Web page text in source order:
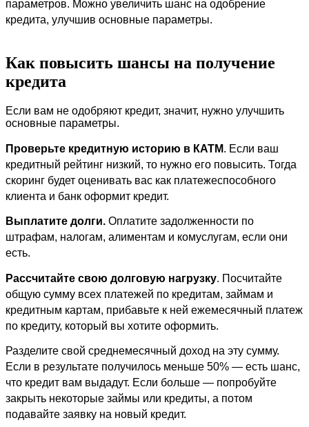
параметров. Можно увеличить шанс на одобрение
кредита, улучшив основные параметры.
Как повысить шансы на получение
кредита
Если вам не одобряют кредит, значит, нужно улучшить
основные параметры.
Проверьте кредитную историю в КАТМ. Если ваш
кредитный рейтинг низкий, то нужно его повысить. Тогда
скоринг будет оценивать вас как платежеспособного
клиента и банк оформит кредит.
Выплатите долги. Оплатите задолженности по
штрафам, налогам, алиментам и комуслугам, если они
есть.
Рассчитайте свою долговую нагрузку. Посчитайте
общую сумму всех платежей по кредитам, займам и
кредитным картам, прибавьте к ней ежемесячный платеж
по кредиту, который вы хотите оформить.
Разделите свой среднемесячный доход на эту сумму.
Если в результате получилось меньше 50% — есть шанс,
что кредит вам выдадут. Если больше — попробуйте
закрыть некоторые займы или кредиты, а потом
подавайте заявку на новый кредит.